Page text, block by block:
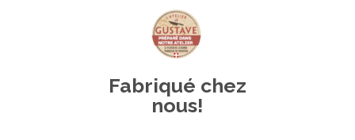
Fabriqué chez
nous!